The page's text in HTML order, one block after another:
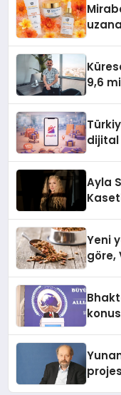
9,6
dijital
Ayla
Yeni
göre,